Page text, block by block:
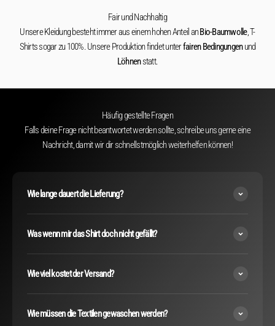
Fair und Nachhaltig
Unsere Kleidung besteht immer aus einem hohen Anteil anBio-Baumwolle, T-
Shirts sogar zu 100%. Unsere Produktion findet unterfairen Bedingungenund
Löhnenstatt.
Häufig gestellte Fragen
Falls deine Frage nicht beantwortet werden sollte, schreibe uns gerne eine
Nachricht, damit wir dir schnellstmöglich weiterhelfen können!
Wie lange dauert die Lieferung?
Was wenn mir das Shirt doch nicht gefällt?
Wie viel kostet der Versand?
Wie müssen die Textilen gewaschen werden?